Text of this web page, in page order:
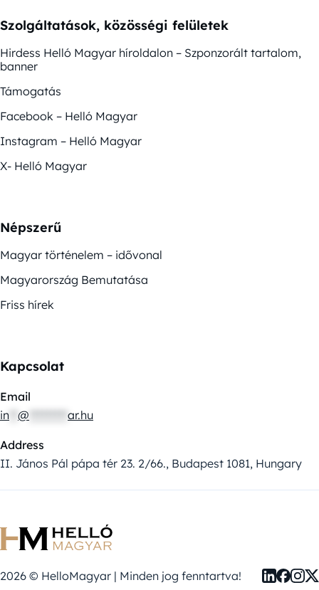
Szolgáltatások, közösségi felületek
Hirdess Helló Magyar híroldalon – Szponzorált tartalom,
banner
Támogatás
Facebook – Helló Magyar
Instagram – Helló Magyar
X- Helló Magyar
Népszerű
Magyar történelem – idővonal
Magyarország Bemutatása
Friss hírek
Kapcsolat
Email
in @ ar.hu
Address
II. János Pál pápa tér 23. 2/66., Budapest 1081, Hungary
2026 © HelloMagyar | Minden jog fenntartva!